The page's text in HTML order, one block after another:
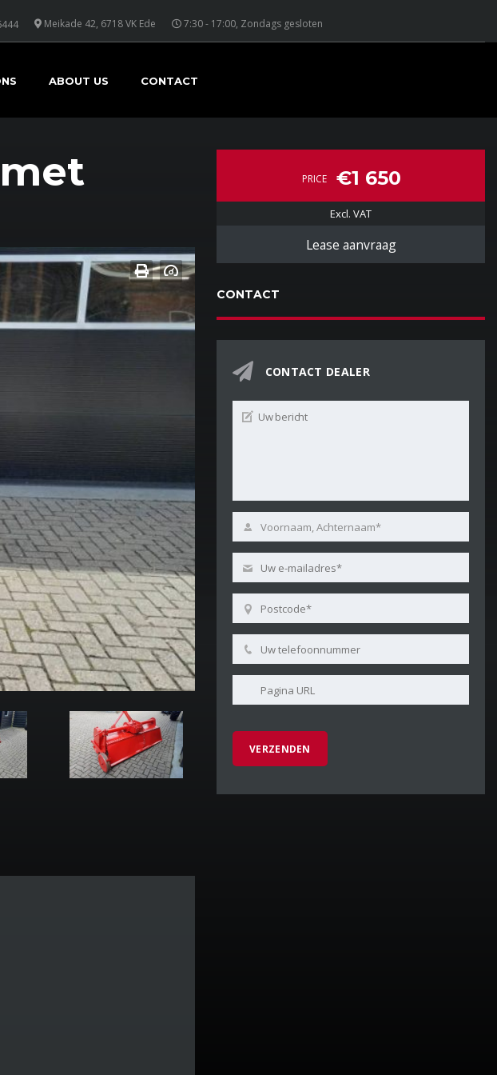
7:30 - 17:00, Zondags gesloten
Meikade 42, 6718 VK Ede
ABOUT US CONTACT
PRICE €1 650
Excl. VAT
Lease aanvraag
CONTACT
CONTACT DEALER